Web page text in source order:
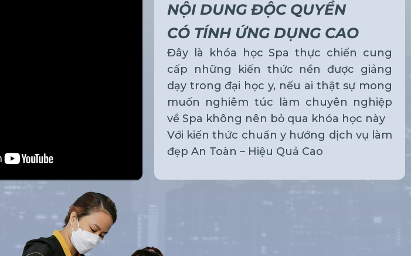
NỘI DUNG ĐỘC QUYỀN
CÓ TÍNH ỨNG DỤNG CAO
Đây là khóa học Spa thực chiến cung
cấp những kiến thức nền được giảng
dạy trong đại học y, nếu ai thật sự mong
muốn nghiêm túc làm chuyên nghiệp
về Spa không nên bỏ qua khóa học này
Với kiến thức chuẩn y hướng dịch vụ làm
đẹp An Toàn – Hiệu Quả Cao